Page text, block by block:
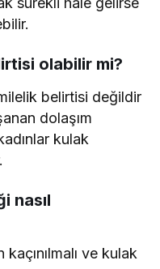
olabilir mi?
belirtisi değildir
dolaşım
kulak
nasıl
ve kulak